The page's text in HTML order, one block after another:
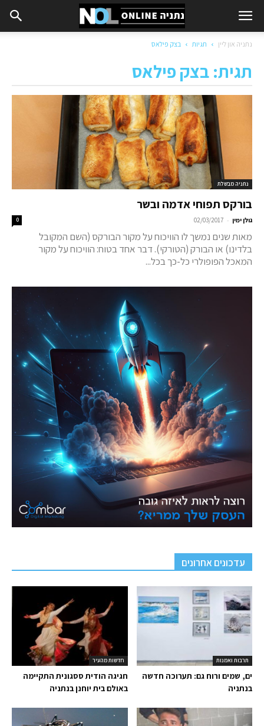
נתניה און ליין תגיות בצק פילאס
תגית: בצק פילאס
נתניה מבשלת
בורקס תפוחי אדמה ובשר
גולן ימין -
02/03/2017
0
מאות שנים נמשך לו הוויכוח על מקור הבורקס (השם המקובל
בלדינו) או הבורק (הטורקי). דבר אחד בטוח: הוויכוח על מקור
המאכל הפופולרי כל-כך בכל...
עדכונים אחרונים
חדשות מהעיר
חגיגה הודית ססגונית התקיימה
באולם בית יוחנן בנתניה
תרבות ואמנות
ים, שמים ורוח גם: תערוכה חדשה
בנתניה